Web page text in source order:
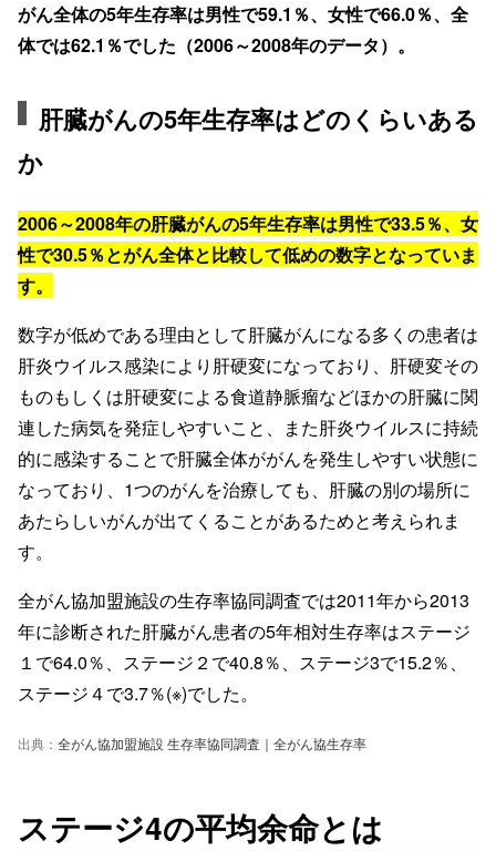
がん全体の5年生存率は男性で59.1％、女性で66.0％、全
体では62.1％でした（2006～2008年のデータ）。
肝臓がんの5年生存率はどのくらいある
か
2006～2008年の肝臓がんの5年生存率は男性で33.5％、女
性で30.5％とがん全体と比較して低めの数字となっていま
す。
数字が低めである理由として肝臓がんになる多くの患者は
肝炎ウイルス感染により肝硬変になっており、肝硬変その
ものもしくは肝硬変による食道静脈瘤などほかの肝臓に関
連した病気を発症しやすいこと、また肝炎ウイルスに持続
的に感染することで肝臓全体ががんを発生しやすい状態に
なっており、1つのがんを治療しても、肝臓の別の場所に
あたらしいがんが出てくることがあるためと考えられま
す。
全がん協加盟施設の生存率協同調査では2011年から2013
年に診断された肝臓がん患者の5年相対生存率はステージ
１で64.0％、ステージ２で40.8％、ステージ3で15.2％、
ステージ４で3.7％(※)でした。
出典： 全がん協加盟施設 生存率協同調査｜全がん協生存率
ステージ4の平均余命とは